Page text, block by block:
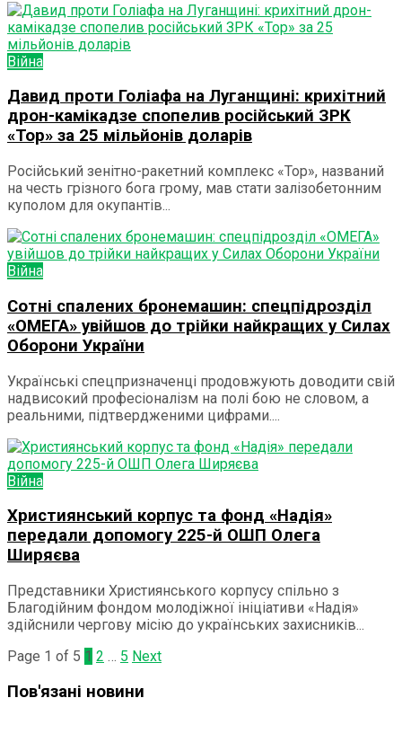
Війна
Давид проти Голіафа на Луганщині: крихітний
дрон-камікадзе спопелив російський ЗРК
«Тор» за 25 мільйонів доларів
Російський зенітно-ракетний комплекс «Тор», названий
на честь грізного бога грому, мав стати залізобетонним
куполом для окупантів...
Війна
Сотні спалених бронемашин: спецпідрозділ
«ОМЕГА» увійшов до трійки найкращих у Силах
Оборони України
Українські спецпризначенці продовжують доводити свій
надвисокий професіоналізм на полі бою не словом, а
реальними, підтвердженими цифрами....
Війна
Християнський корпус та фонд «Надія»
передали допомогу 225-й ОШП Олега
Ширяєва
Представники Християнського корпусу спільно з
Благодійним фондом молодіжної ініціативи «Надія»
здійснили чергову місію до українських захисників...
Page 1 of 5 1 2 … 5 Next
Пов'язані новини